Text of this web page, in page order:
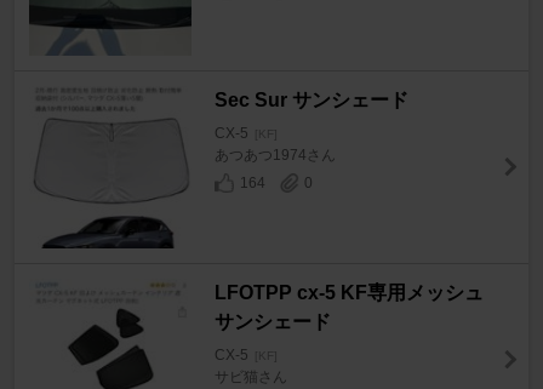
Sec Sur サンシェード
CX-5 [KF]
あつあつ1974さん
164
0
LFOTPP cx-5 KF専用メッシュ
サンシェード
CX-5 [KF]
サビ猫さん